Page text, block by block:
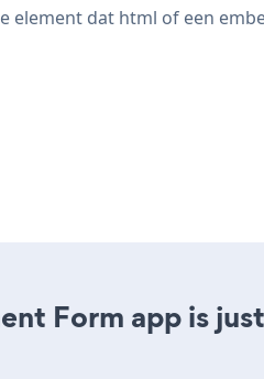
element dat html of een
Form app is